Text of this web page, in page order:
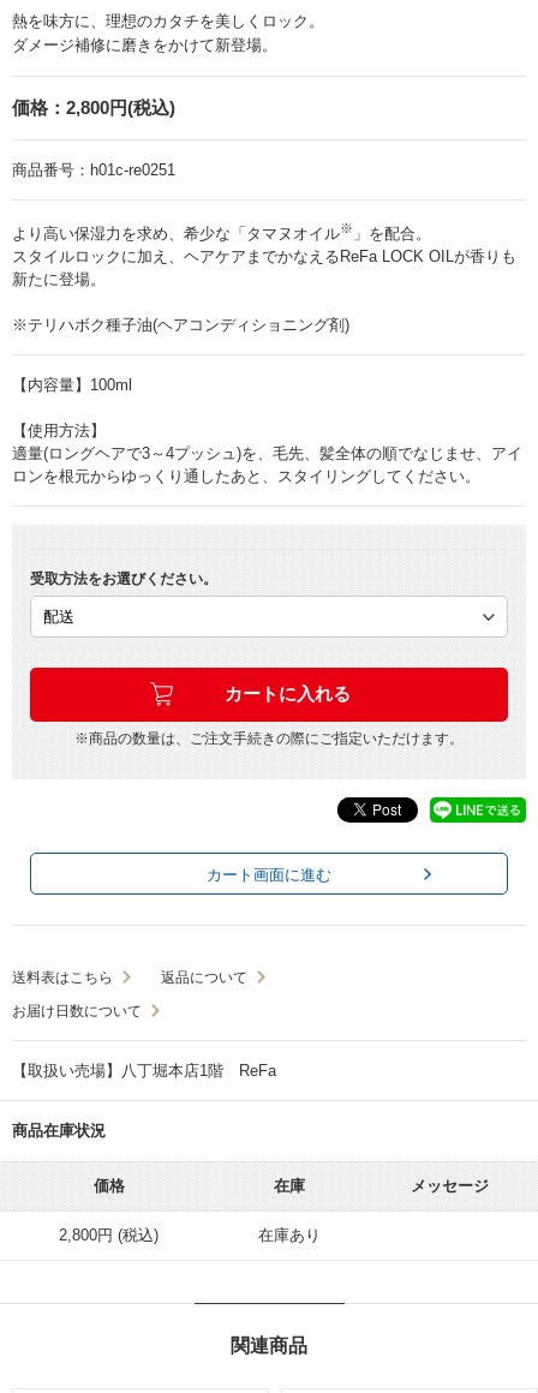
熱を味方に、理想のカタチを美しくロック。
ダメージ補修に磨きをかけて新登場。
価格： 2,800円(税込)
商品番号： h01c-re0251
より高い保湿力を求め、希少な「タマヌオイル※ 」を配合。
スタイルロックに加え、ヘアケアまでかなえるReFa LOCK OILが香りも
新たに登場。
※テリハボク種子油(ヘアコンディショニング剤)
【内容量】100ml
【使用方法】
適量(ロングヘアで3～4プッシュ)を、毛先、髪全体の順でなじませ、アイ
ロンを根元からゆっくり通したあと、スタイリングしてください。
受取方法をお選びください。
※商品の数量は、ご注文手続きの際にご指定いただけます。
カート画面に進む
送料表はこちら
返品について
お届け日数について
【取扱い売場】八丁堀本店1階 ReFa
商品在庫状況
価格 在庫 メッセージ
2,800円 (税込) 在庫あり
関連商品